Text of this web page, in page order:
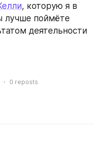
, которую я в
лучше поймёте
деятельности
0 reposts